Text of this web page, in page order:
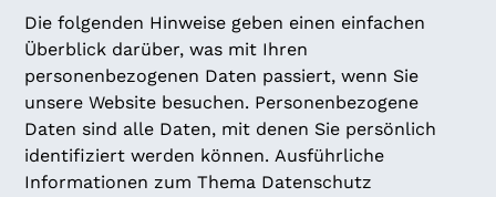
Die folgenden Hinweise geben einen einfachen
Überblick darüber, was mit Ihren
personenbezogenen Daten passiert, wenn Sie
unsere Website besuchen. Personenbezogene
Daten sind alle Daten, mit denen Sie persönlich
identifiziert werden können. Ausführliche
Informationen zum Thema Datenschutz